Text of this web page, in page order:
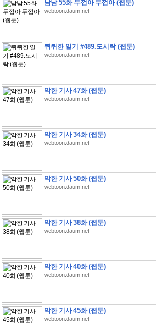
남남 55화 두껍아 두껍아 (웹툰)
webtoon.daum.net
퀴퀴한 일기 #489.도시락 (웹툰)
webtoon.daum.net
악한 기사 47화 (웹툰)
webtoon.daum.net
악한 기사 34화 (웹툰)
webtoon.daum.net
악한 기사 50화 (웹툰)
webtoon.daum.net
악한 기사 38화 (웹툰)
webtoon.daum.net
악한 기사 40화 (웹툰)
webtoon.daum.net
악한 기사 45화 (웹툰)
webtoon.daum.net